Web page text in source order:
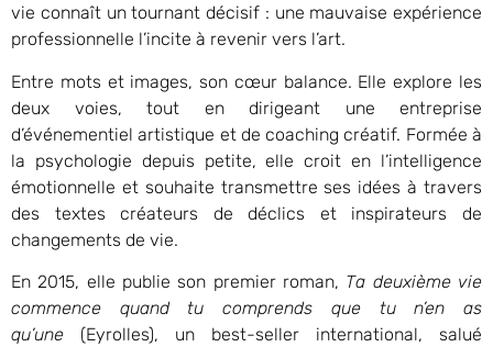
vie connaît un tournant décisif : une mauvaise expérience
professionnelle l’incite à revenir vers l’art.
Entre mots et images, son cœur balance. Elle explore les
deux voies, tout en dirigeant une entreprise
d’événementiel artistique et de coaching créatif. Formée à
la psychologie depuis petite, elle croit en l’intelligence
émotionnelle et souhaite transmettre ses idées à travers
des textes créateurs de déclics et inspirateurs de
changements de vie.
En 2015, elle publie son premier roman, Ta deuxième vie
commence quand tu comprends que tu n’en as
qu’une (Eyrolles), un best-seller international, salué